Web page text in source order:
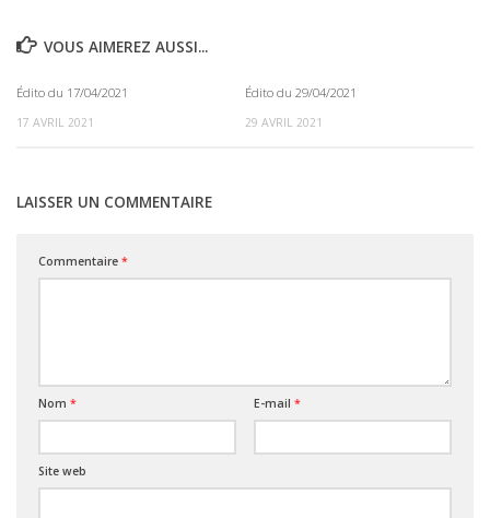
VOUS AIMEREZ AUSSI...
Édito du 17/04/2021
17 AVRIL 2021
Édito du 29/04/2021
29 AVRIL 2021
LAISSER UN COMMENTAIRE
Commentaire *
Nom * E-mail *
Site web